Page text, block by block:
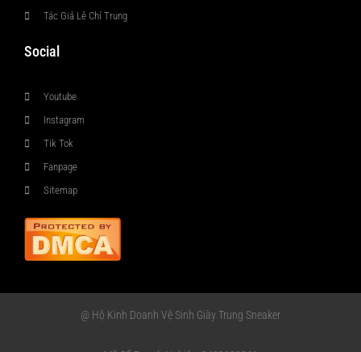
Tác Giả Lê Chí Trung
Social
Youtube
Instagram
Tik Tok
Fanpage
Sitemap
@ Hộ Kinh Doanh Vệ Sinh Giày Trung Sneaker